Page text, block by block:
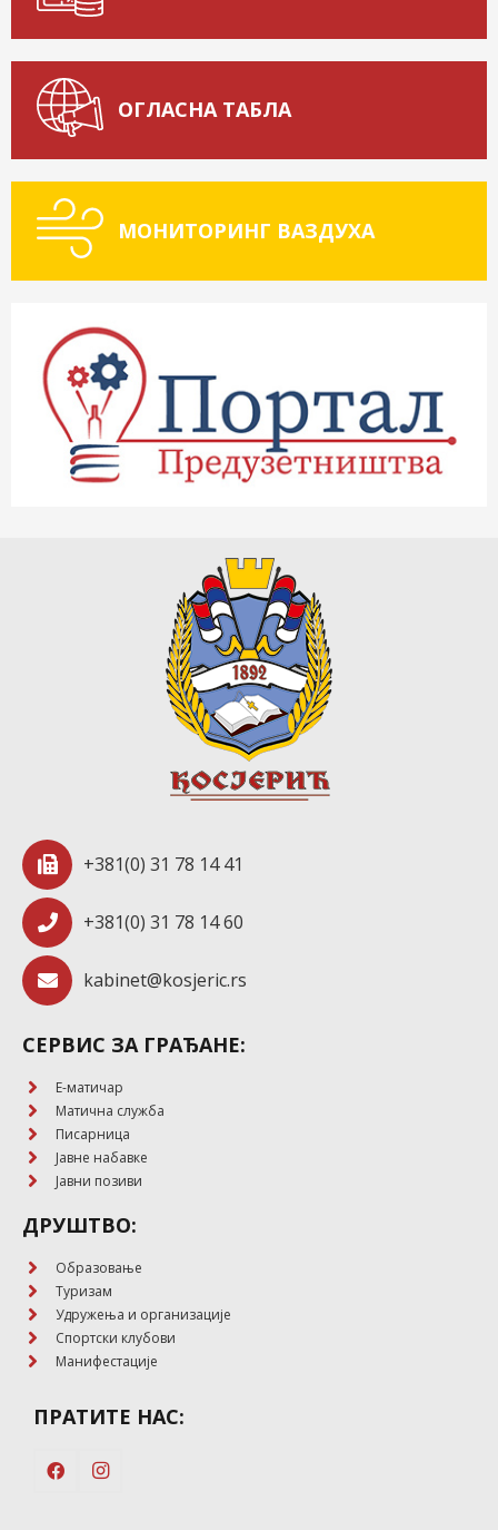
ОГЛАСНА ТАБЛА
МОНИТОРИНГ ВАЗДУХА
+381(0) 31 78 14 41
+381(0) 31 78 14 60
kabinet@kosjeric.rs
СЕРВИС ЗА ГРАЂАНЕ:
E-матичар
Матична служба
Писарница
Јавне набавке
Јавни позиви
ДРУШТВО:
Образовање
Туризам
Удружења и организације
Спортски клубови
Манифестације
ПРАТИТЕ НАС: